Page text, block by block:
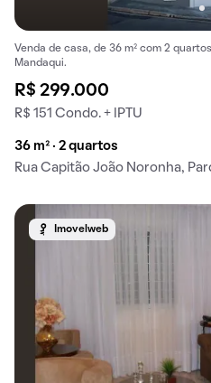
Venda de casa, de 36 m² com 2
Mandaqui.
R$ 299.000
R$ 151 Condo. + IPTU
36 m² · 2 quartos
Rua Capitão João Noronha,
Imovelweb